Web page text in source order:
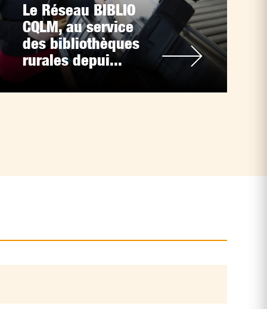
Le Réseau BIBLIO
CQLM, au service
des bibliothèques
rurales depui...